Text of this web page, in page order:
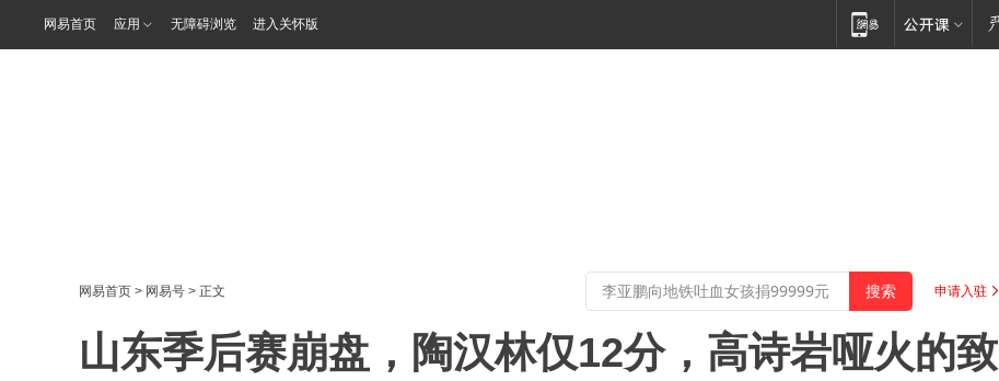
网易首页 应用 无障碍浏览 进入关怀版
网易首页 > 网易号 > 正文 申请入驻
山东季后赛崩盘，陶汉林仅12分，高诗岩哑火的致